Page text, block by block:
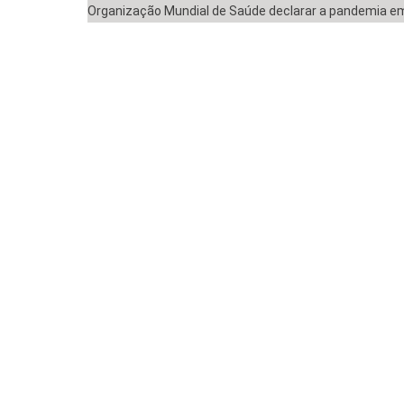
Organização Mundial de Saúde declarar a pandemia